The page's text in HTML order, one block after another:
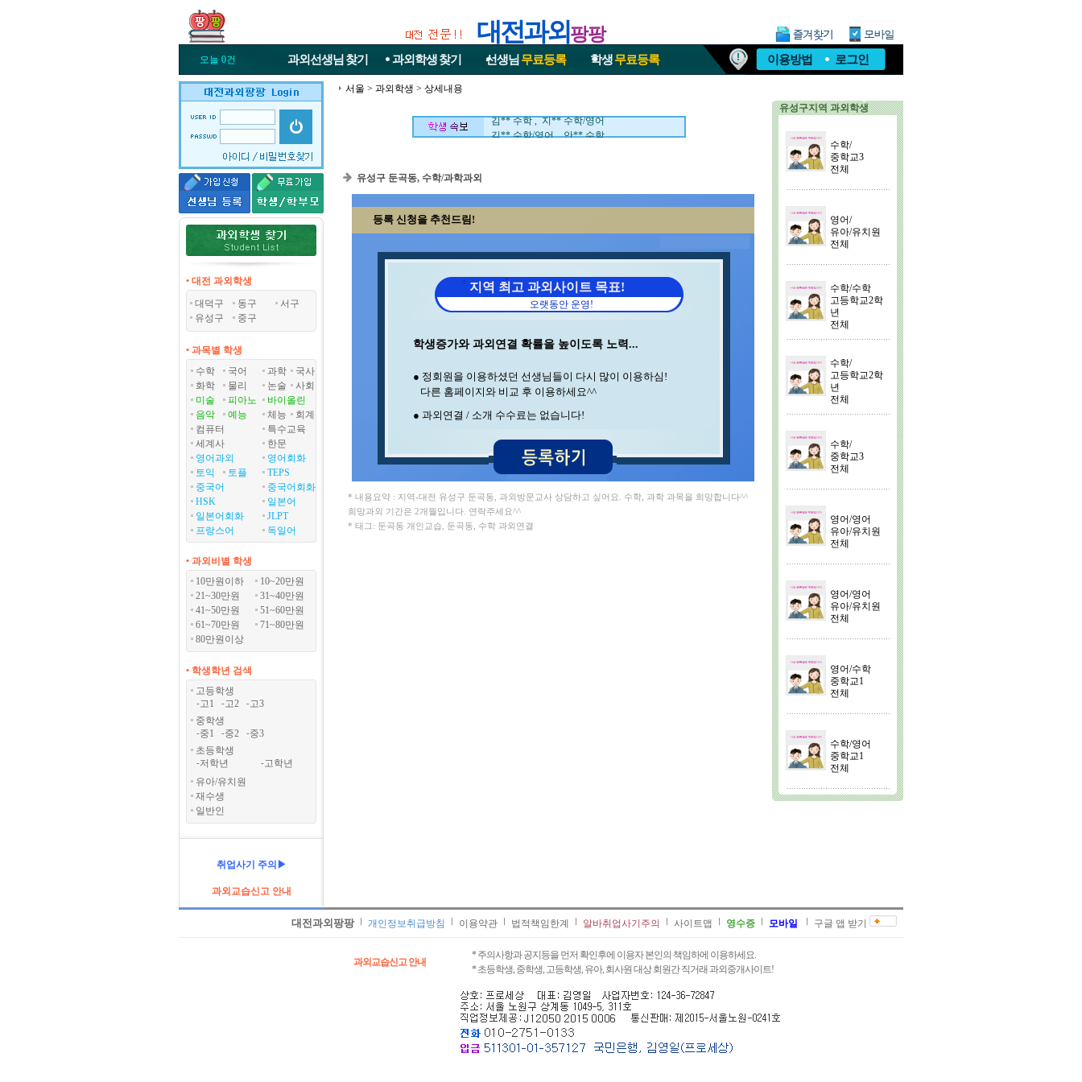
대전과외팡팡
오늘 0건 과외선생님 찾기 과외학생찾기 선생님 무료등록 학생무료등록 이용방법 로그인
• 대전 과외학생
대덕구
동구
서구
유성구
중구
• 과목별 학생
수학
국어 과학
국사
화학
물리 논술
사회
미술
피아노
바이올린
음악
예능 체능
회계
컴퓨터
특수교육
세계사
한문
영어과외
영어회화
토익
토플
TEPS
중국어
중국어회화
HSK
일본어
일본어회화
JLPT
프랑스어
독일어
• 과외비별 학생
10만원이하
10~20만원
21~30만원
31~40만원
41~50만원
51~60만원
61~70만원
71~80만원
80만원이상
• 학생학년 검색
고등학생
-고1 -고2 -고3
중학생
-중1 -중2 -중3
초등학생
-저학년 -고학년
유아/유치원
재수생
일반인
취업사기 주의▶
과외교습신고 안내
서울 > 과외학생 > 상세내용
김** 수학 , 지** 수학/영어
김** 수학/영어 , 안** 수학
이** 영어 , 조** 영어
송* 영어/과학 , 민** 과학/영어
김** 수학/영어 , 이** 중국어회화/중국어
최** 수학/과학 , 이** 수학/영어
박** 수학 , 최** 일본어/일본어회화
이** 수학/영어 ,
김** 수학 , 지** 수학/영어
조** 수학 , 석** 수학/국어
이** 수학/국어 , 백** 수학
구** 수학 , 김** 영어/일본어
김** 수학 , 오** 수학
송* 영어/과학 , 민** 과학/영어
홍* 수학 , 중** 과학
김** 수학/영어 , 이** 중국어회화/중국어
최** 수학/과학 , 이** 수학/영어
박** 수학 , 최** 일본어/일본어회화
유성구 둔곡동, 수학/과학과외
등록 신청을 추천드림!
지역 최고 과외사이트 목표!
오랫동안 운영!
학생증가와 과외연결 확률을 높이도록 노력...
● 정회원을 이용하셨던 선생님들이 다시 많이 이용하심!
다른 홈페이지와 비교 후 이용하세요^^
● 과외연결 / 소개 수수료는 없습니다!
* 내용요약 : 지역-대전 유성구 둔곡동, 과외방문교사 상담하고 싶어요. 수학, 과학 과목을 희망합니다^^
희망과외 기간은 2개월입니다. 연락주세요^^
* 태그: 둔곡동 개인교습, 둔곡동, 수학 과외연결
유성구지역 과외학생
수학/
중학교3
전체
영어/
유아/유치원
전체
수학/수학
고등학교2학
년
전체
수학/
고등학교2학
년
전체
수학/
중학교3
전체
영어/영어
유아/유치원
전체
영어/영어
유아/유치원
전체
영어/수학
중학교1
전체
수학/영어
중학교1
전체
대전과외팡팡 개인정보취급방침 이용약관 법적책임한계 알바취업사기주의 사이트맵 영수증 모바일 구글 앱 받기
과외교습신고 안내
* 주의사항과 공지등을 먼저 확인후에 이용자 본인의 책임하에 이용하세요.
* 초등학생, 중학생, 고등학생, 유아, 회사원 대상 회원간 직거래 과외중개사이트!